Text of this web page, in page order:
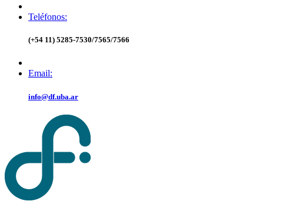
Teléfonos:
(+54 11) 5285-7530/7565/7566
Email:
info@df.uba.ar